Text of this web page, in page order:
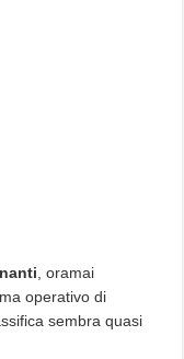
, oramai
operativo di
sembra quasi